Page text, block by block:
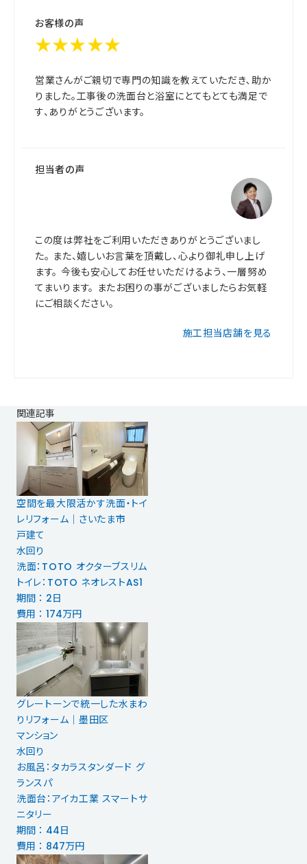
お客様の声
★★★★★
営業さんがご親切で専門の知識を教えていただき､助か
りました。工事後の洗面台と浴室にとてもとても満足で
す、ありがとうございます。
担当者の声
この度は弊社をご利用いただきありがとうございまし
た。 また、嬉しいお言葉を頂戴し、心より御礼申し上げ
ます。 今後も安心してお任せいただけるよう、一層努め
てまいります。 またお困りの事がございましたらお気軽
にご相談ください。
施工担当店舗を見る
関連記事
空間を最大限活かす洗面・トイ
レリフォーム｜さいたま市
戸建て
水回り
洗面：TOTO オクターブスリム
トイレ：TOTO ネオレストAS1
期間 ： 2日
費用 ： 174万円
グレートーンで統一した水まわ
りリフォーム｜墨田区
マンション
水回り
お風呂：タカラスタンダード グ
ランスパ
洗面台：アイカ工業 スマートサ
ニタリー
期間 ： 44日
費用 ： 847万円